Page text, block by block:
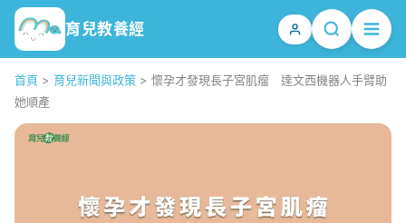
育兒教養經
首頁 > 育兒新聞與政策 > 懷孕才發現長子宮肌瘤 達文西機器人手臂助
她順產